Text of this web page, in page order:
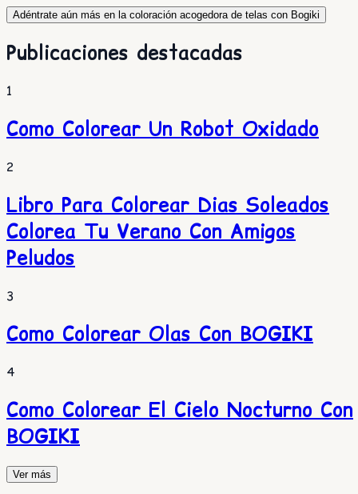
Adéntrate aún más en la coloración acogedora de telas con Bogiki
Publicaciones destacadas
1
Como Colorear Un Robot Oxidado
2
Libro Para Colorear Dias Soleados
Colorea Tu Verano Con Amigos
Peludos
3
Como Colorear Olas Con BOGIKI
4
Como Colorear El Cielo Nocturno Con
BOGIKI
Ver más